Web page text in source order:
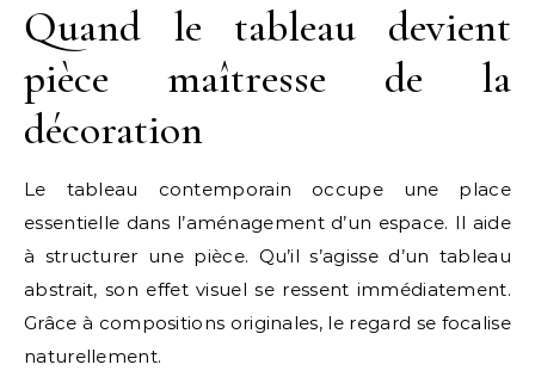
Quand le tableau devient
pièce maîtresse de la
décoration
Le tableau contemporain occupe une place
essentielle dans l’aménagement d’un espace. Il aide
à structurer une pièce. Qu’il s’agisse d’un tableau
abstrait, son effet visuel se ressent immédiatement.
Grâce à compositions originales, le regard se focalise
naturellement.